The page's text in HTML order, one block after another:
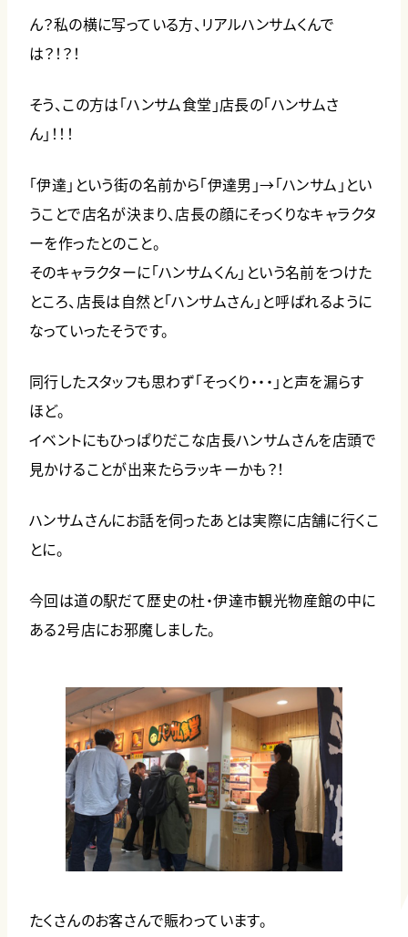
ん？私の横に写っている方、リアルハンサムくんで
は？！？！
そう、この方は「ハンサム食堂」店長の「ハンサムさ
ん」！！！
「伊達」という街の名前から「伊達男」→「ハンサム」とい
うことで店名が決まり、店長の顔にそっくりなキャラクタ
ーを作ったとのこと。
そのキャラクターに「ハンサムくん」という名前をつけた
ところ、店長は自然と「ハンサムさん」と呼ばれるように
なっていったそうです。
同行したスタッフも思わず「そっくり・・・」と声を漏らす
ほど。
イベントにもひっぱりだこな店長ハンサムさんを店頭で
見かけることが出来たらラッキーかも？！
ハンサムさんにお話を伺ったあとは実際に店舗に行くこ
とに。
今回は道の駅だて歴史の杜・伊達市観光物産館の中に
ある2号店にお邪魔しました。
たくさんのお客さんで賑わっています。